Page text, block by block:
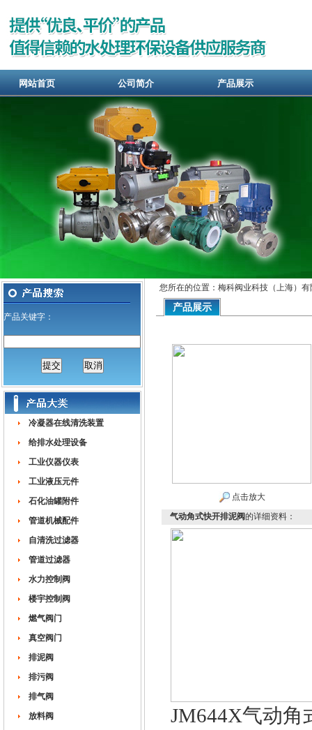
网站首页 公司简介 产品展示
产品关键字：
冷凝器在线清洗装置
给排水处理设备
工业仪器仪表
工业液压元件
石化油罐附件
管道机械配件
自清洗过滤器
管道过滤器
水力控制阀
楼宇控制阀
燃气阀门
真空阀门
排泥阀
排污阀
排气阀
放料阀
您所在的位置：梅科阀业科技（上海）
产品展示
点击放大
气动角式快开排泥阀的详细资料：
JM644X气动角